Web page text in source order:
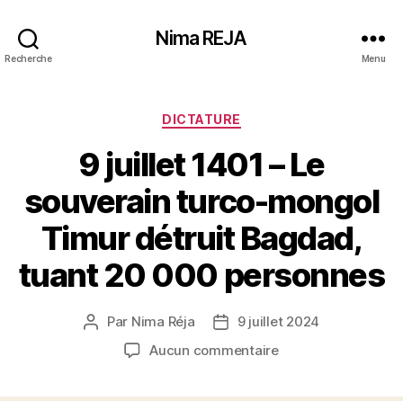
Recherche
Nima REJA
Menu
Catégories
DICTATURE
9 juillet 1401 – Le
souverain turco-mongol
Timur détruit Bagdad,
tuant 20 000 personnes
Auteur
l’article
Par Nima Réja
Date9 juillet 2024
Aucun commentairesur